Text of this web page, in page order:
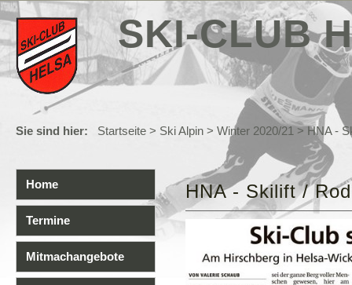
SKI-CLUB
Sie sind hier: Startseite > Ski Alpin > Winter 2020/21 > HNA -
Home
Termine
Mitmachangebote
HNA - Skilift /